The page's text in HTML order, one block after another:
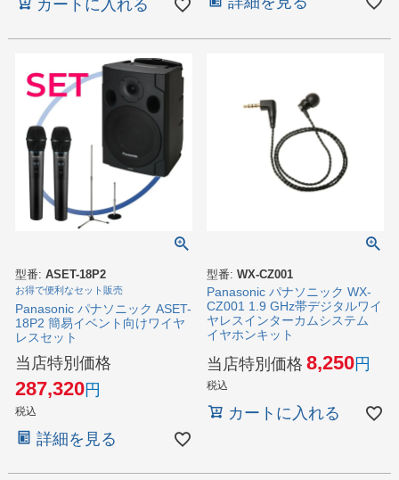
カートに入れる
型番: ASET-18P2
お得で便利なセット販売
Panasonic パナソニック ASET-
18P2 簡易イベント向けワイヤ
レスセット
当店特別価格
287,320
税込
詳細を見る
型番: WX-CZ001
Panasonic パナソニック WX-
CZ001 1.9 GHz帯デジタルワイ
ヤレスインターカムシステム
イヤホンキット
当店特別価格 8,250
税込
カートに入れる